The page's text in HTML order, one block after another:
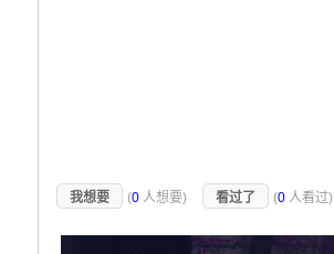
我想要 (0 人想要) 看过了 (0 人看过